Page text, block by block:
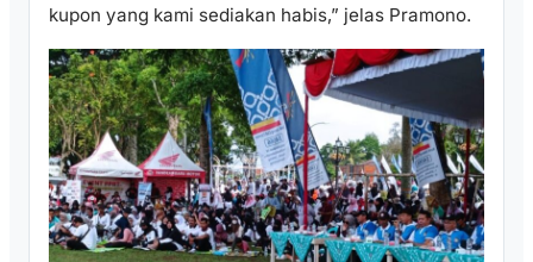
kupon yang kami sediakan habis,” jelas Pramono.